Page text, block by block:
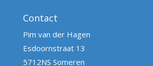
Contact
Pim van der Hagen
Esdoornstraat 13
5712NS Someren